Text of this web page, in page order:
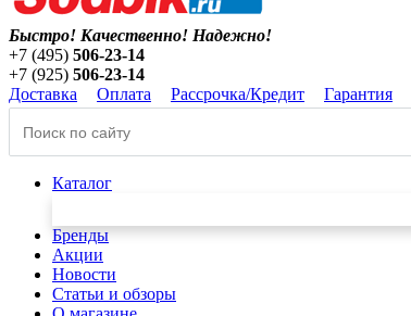
Быстро! Качественно! Надежно!
+7 (495) 506-23-14
+7 (925) 506-23-14
Доставка
Оплата Рассрочка/Кредит Гарантия
Каталог
Бренды
Акции
Новости
Статьи и обзоры